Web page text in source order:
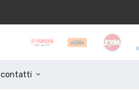
contatti